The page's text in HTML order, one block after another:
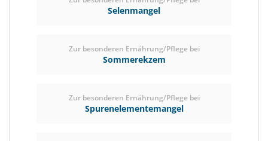
Selenmangel
Zur besonderen Ernährung/Pflege bei
Sommerekzem
Zur besonderen Ernährung/Pflege bei
Spurenelementemangel